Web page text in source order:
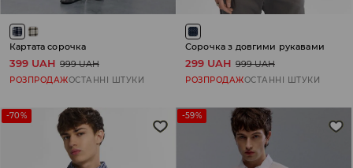
Картата сорочка
399 UAH 999 UAH
РОЗПРОДАЖОСТАННІ ШТУКИ
Сорочка з довгими рукавами
299 UAH 999 UAH
РОЗПРОДАЖОСТАННІ ШТУКИ
-70% -59%